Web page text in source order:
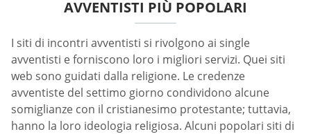
AVVENTISTI PIÙ POPOLARI
I siti di incontri avventisti si rivolgono ai single
avventisti e forniscono loro i migliori servizi. Quei siti
web sono guidati dalla religione. Le credenze
avventiste del settimo giorno condividono alcune
somiglianze con il cristianesimo protestante; tuttavia,
hanno la loro ideologia religiosa. Alcuni popolari siti di